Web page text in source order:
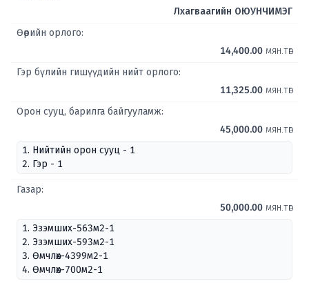
Лхагваагийн ОЮУНЧИМЭГ
Өөрийн орлого:
14,400.00 мян.төг
Гэр бүлийн гишүүдийн нийт орлого:
11,325.00 мян.төг
Орон сууц, барилга байгууламж:
45,000.00 мян.төг
1. Нийтийн орон сууц - 1
2. Гэр - 1
Газар:
50,000.00 мян.төг
1. Эзэмших-563м2-1
2. Эзэмших-593м2-1
3. Өмчлөх-4399м2-1
4. Өмчлөх-700м2-1